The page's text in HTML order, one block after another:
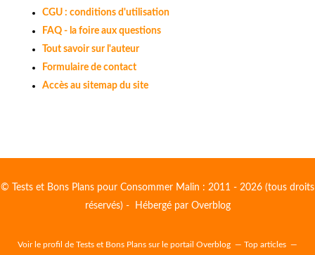
CGU : conditions d'utilisation
FAQ - la foire aux questions
Tout savoir sur l'auteur
Formulaire de contact
Accès au sitemap du site
© Tests et Bons Plans pour Consommer Malin : 2011 - 2026 (tous droits
réservés) - Hébergé par Overblog
Voir le profil de Tests et Bons Plans sur le portail Overblog Top articles